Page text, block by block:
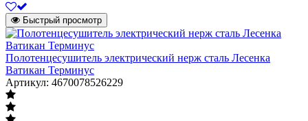
Быстрый просмотр
Полотенцесушитель электрический нерж сталь Лесенка
Ватикан Терминус
Артикул: 4670078526229